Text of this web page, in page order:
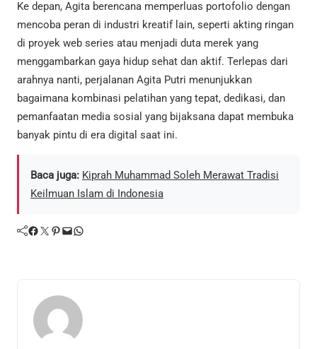
Ke depan, Agita berencana memperluas portofolio dengan
mencoba peran di industri kreatif lain, seperti akting ringan
di proyek web series atau menjadi duta merek yang
menggambarkan gaya hidup sehat dan aktif. Terlepas dari
arahnya nanti, perjalanan Agita Putri menunjukkan
bagaimana kombinasi pelatihan yang tepat, dedikasi, dan
pemanfaatan media sosial yang bijaksana dapat membuka
banyak pintu di era digital saat ini.
Baca juga: Kiprah Muhammad Soleh Merawat Tradisi
Keilmuan Islam di Indonesia
Facebook Twitter Pinterest Mail WhatsApp